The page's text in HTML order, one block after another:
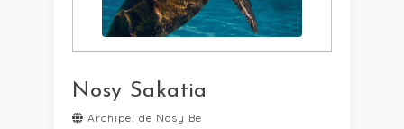
Nosy Sakatia
Archipel de Nosy Be